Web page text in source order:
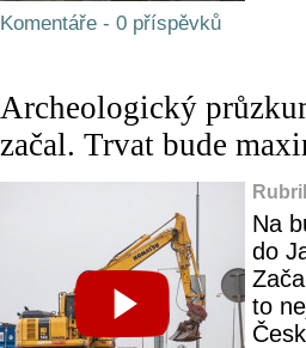
Komentáře - 0 příspěvků
Archeologický
začal. Trvat bude
Na
do
to